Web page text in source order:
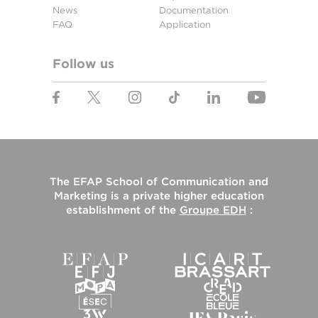
News
FAQ
Documentation
Application
Follow us
The EFAP School of Communication and
Marketing is a private higher education
establishment of the Groupe EDH :